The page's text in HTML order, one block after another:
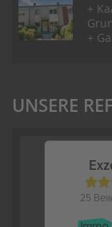
+
+
UNSERE